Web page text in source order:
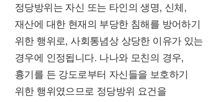
정당방위는 자신 또는 타인의 생명, 신체,
재산에 대한 현재의 부당한 침해를 방어하기
위한 행위로, 사회통념상 상당한 이유가 있는
경우에 인정됩니다. 나나와 모친의 경우,
흉기를 든 강도로부터 자신들을 보호하기
위한 행위였으므로 정당방위 요건을